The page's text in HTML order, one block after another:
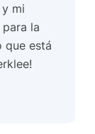
mi
la
que está